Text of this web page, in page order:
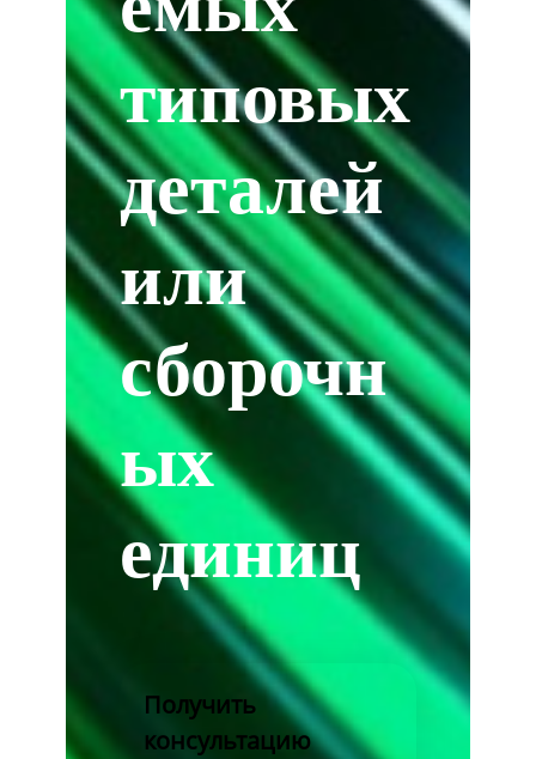
типовых
деталей
или
сборочн
ых
единиц
Получить
консультацию